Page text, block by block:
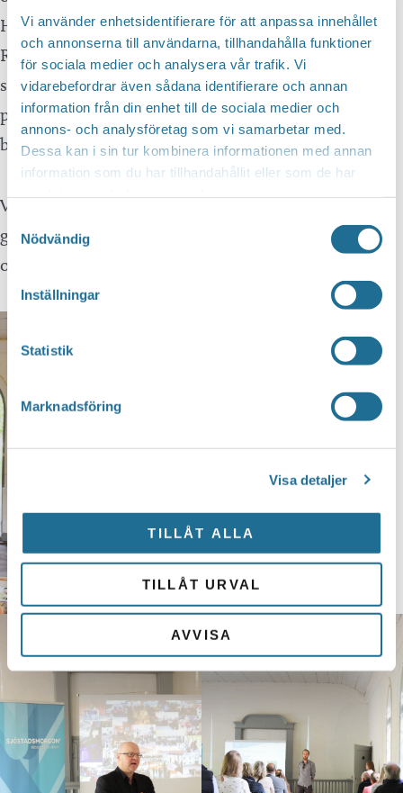
Vi använder enhetsidentifierare för att anpassa innehållet
och annonserna till användarna, tillhandahålla funktioner
för sociala medier och analysera vår trafik. Vi
vidarebefordrar även sådana identifierare och annan
information från din enhet till de sociala medier och
annons- och analysföretag som vi samarbetar med.
Dessa kan i sin tur kombinera informationen med annan
information som du har tillhandahållit eller som de har
Nödvändig
Inställningar
Statistik
Marknadsföring
Visa detaljer
TILLÅT ALLA
TILLÅT URVAL
AVVISA
Han berättade även om Östgötaleden som drivs av
Regionen men där kommunen ansvarar för ”sina”
sträckor. Dessa har fått ett uppsving under
pandemin, där vissa sträckor nästan har blivit mer
besökta än centrum.
Vi fick lära oss att rundsträckor är grejen! Ingen vill
gå fram och tillbaka, nu arbetar man på att få ihop
olika leder så Östgötaleden växer vidare.